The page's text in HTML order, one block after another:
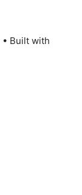
• Built with